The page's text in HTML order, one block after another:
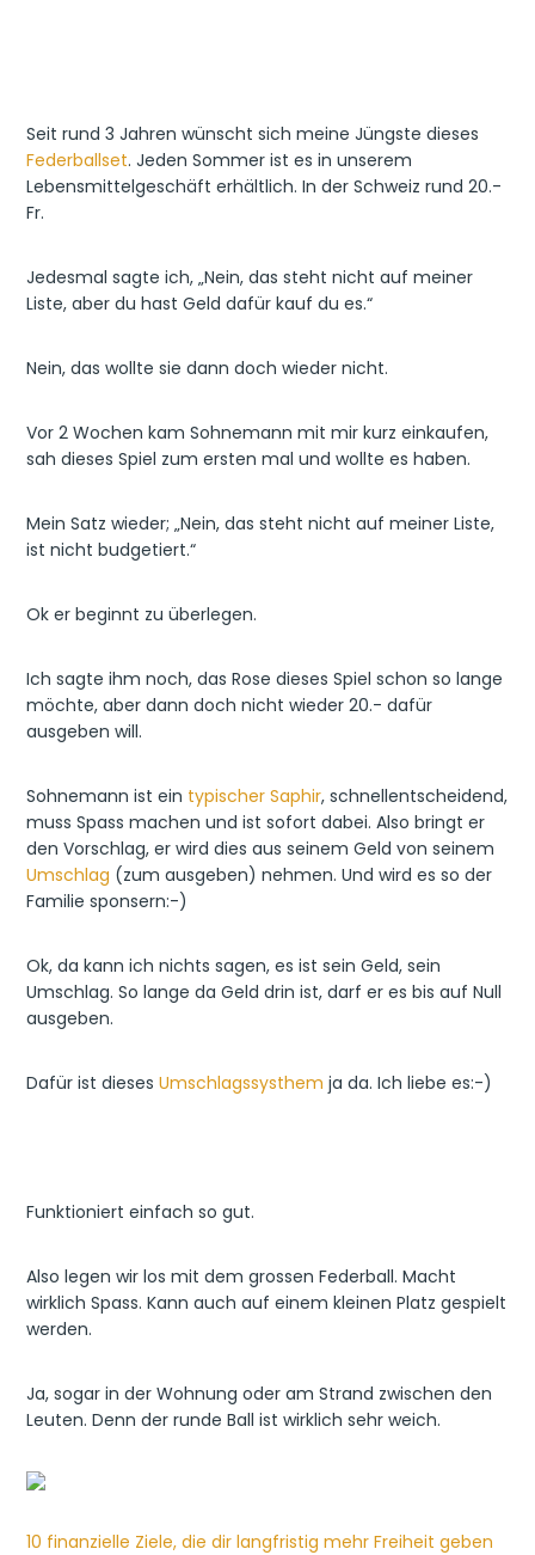
Seit rund 3 Jahren wünscht sich meine Jüngste dieses
Federballset. Jeden Sommer ist es in unserem
Lebensmittelgeschäft erhältlich. In der Schweiz rund 20.-
Fr.
Jedesmal sagte ich, „Nein, das steht nicht auf meiner
Liste, aber du hast Geld dafür kauf du es.“
Nein, das wollte sie dann doch wieder nicht.
Vor 2 Wochen kam Sohnemann mit mir kurz einkaufen,
sah dieses Spiel zum ersten mal und wollte es haben.
Mein Satz wieder; „Nein, das steht nicht auf meiner Liste,
ist nicht budgetiert.“
Ok er beginnt zu überlegen.
Ich sagte ihm noch, das Rose dieses Spiel schon so lange
möchte, aber dann doch nicht wieder 20.- dafür
ausgeben will.
Sohnemann ist ein typischer Saphir, schnellentscheidend,
muss Spass machen und ist sofort dabei. Also bringt er
den Vorschlag, er wird dies aus seinem Geld von seinem
Umschlag (zum ausgeben) nehmen. Und wird es so der
Familie sponsern:-)
Ok, da kann ich nichts sagen, es ist sein Geld, sein
Umschlag. So lange da Geld drin ist, darf er es bis auf Null
ausgeben.
Dafür ist diesesUmschlagssysthem ja da. Ich liebe es:-)
Funktioniert einfach so gut.
Also legen wir los mit dem grossen Federball. Macht
wirklich Spass. Kann auch auf einem kleinen Platz gespielt
werden.
Ja, sogar in der Wohnung oder am Strand zwischen den
Leuten. Denn der runde Ball ist wirklich sehr weich.
10 finanzielle Ziele, die dir langfristig mehr Freiheit geben